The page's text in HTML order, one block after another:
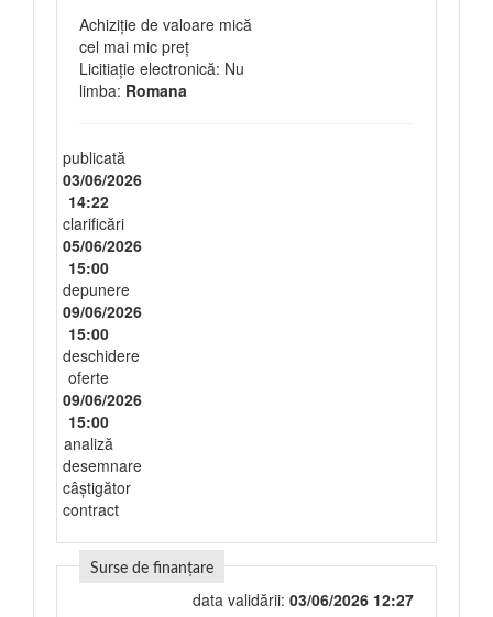
Achiziție de valoare mică
cel mai mic preț
Licitiație electronică: Nu
limba: Romana
publicată
03/06/2026
14:22
clarificări
05/06/2026
15:00
depunere
09/06/2026
15:00
deschidere
oferte
09/06/2026
15:00
analiză
desemnare
câștigător
contract
Surse de finanțare
data validării: 03/06/2026 12:27